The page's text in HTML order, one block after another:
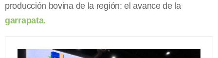
producción bovina de la región: el avance de la
garrapata.